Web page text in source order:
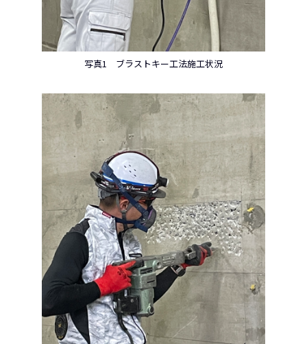
写真1 ブラストキー工法施工状況